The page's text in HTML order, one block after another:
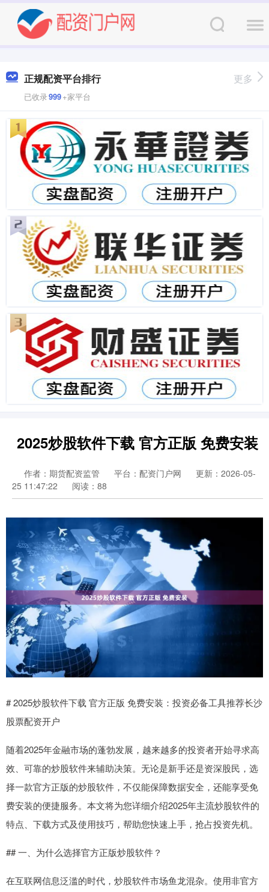
正规配资平台排行
已收录999+家平台
更多
2025炒股软件下载 官方正版 免费安装
作者：期货配资监管 平台：配资门户网
更新：2026-05-
25 11:47:22
阅读：88
# 2025炒股软件下载 官方正版 免费安装：投资必备工具推荐长沙
股票配资开户
随着2025年金融市场的蓬勃发展，越来越多的投资者开始寻求高
效、可靠的炒股软件来辅助决策。无论是新手还是资深股民，选
择一款官方正版的炒股软件，不仅能保障数据安全，还能享受免
费安装的便捷服务。本文将为您详细介绍2025年主流炒股软件的
特点、下载方式及使用技巧，帮助您快速上手，抢占投资先机。
## 一、为什么选择官方正版炒股软件？
在互联网信息泛滥的时代，炒股软件市场鱼龙混杂。使用非官方